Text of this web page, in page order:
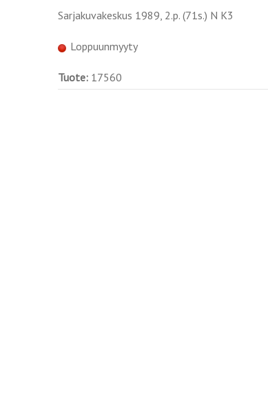
Sarjakuvakeskus 1989, 2.p. (71s.) N K3
Loppuunmyyty
Tuote: 17560